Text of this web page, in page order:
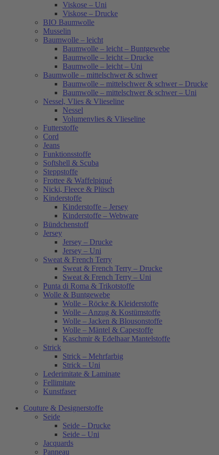
Viskose – Uni
Viskose – Drucke
BIO Baumwolle
Musselin
Baumwolle – leicht
Baumwolle – leicht – Buntgewebe
Baumwolle – leicht – Drucke
Baumwolle – leicht – Uni
Baumwolle – mittelschwer & schwer
Baumwolle – mittelschwer & schwer – Drucke
Baumwolle – mittelschwer & schwer – Uni
Nessel, Vlies & Vlieseline
Nessel
Volumenvlies & Vlieseline
Futterstoffe
Cord
Jeans
Funktionsstoffe
Softshell & Scuba
Steppstoffe
Frottee & Waffelpiqué
Nicki, Fleece & Plüsch
Kinderstoffe
Kinderstoffe – Jersey
Kinderstoffe – Webware
Bündchenstoff
Jersey
Jersey – Drucke
Jersey – Uni
Sweat & French Terry
Sweat & French Terry – Drucke
Sweat & French Terry – Uni
Punta di Roma & Trikotstoffe
Wolle & Buntgewebe
Wolle – Röcke & Kleiderstoffe
Wolle – Anzug & Kostümstoffe
Wolle – Jacken & Blousonstoffe
Wolle – Mäntel & Capestoffe
Kaschmir & Edelhaar Mantelstoffe
Strick
Strick – Mehrfarbig
Strick – Uni
Lederimitate & Laminate
Fellimitate
Kunstfaser
Couture & Designerstoffe
Seide
Seide – Drucke
Seide – Uni
Jacquards
Panneau